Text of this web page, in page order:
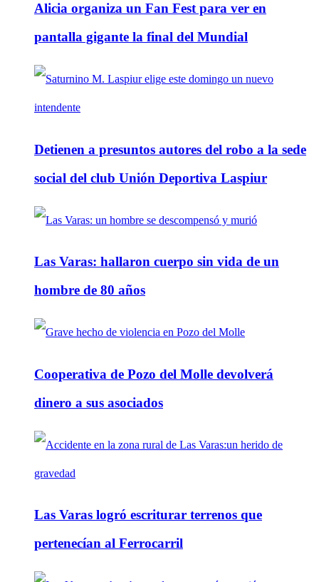
Alicia organiza un Fan Fest para ver en
pantalla gigante la final del Mundial
Detienen a presuntos autores del robo a la sede
social del club Unión Deportiva Laspiur
Las Varas: hallaron cuerpo sin vida de un
hombre de 80 años
Cooperativa de Pozo del Molle devolverá
dinero a sus asociados
Las Varas logró escriturar terrenos que
pertenecían al Ferrocarril